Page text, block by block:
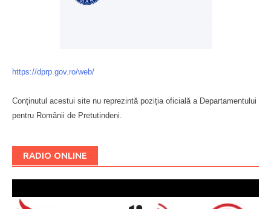
https://dprp.gov.ro/web/
Conținutul acestui site nu reprezintă poziția oficială a Departamentului
pentru Românii de Pretutindeni.
RADIO ONLINE